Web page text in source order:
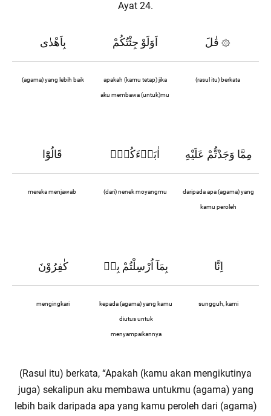
Ayat 24.
بِاَهْدٰى اَوَلَوْ جِئْتُكُمْ ۞
(agama) yang lebih baik apakah (kamu tetap) jika
aku membawa (untuk)mu
(rasul itu) berkata
قَالُوْٓا اٰبَاۤءَكُمْۗ مِمَّا وَجَدْتُّمْ عَلَيْهِ
mereka menjawab (dari) nenek moyangmu daripada apa (agama) yang
kamu peroleh
كٰفِرُوْنَ بِمَآ اُرْسِلْتُمْ بِهٖ اِنَّا
mengingkari kepada (agama) yang kamu
diutus untuk
menyampaikannya
sungguh, kami
(Rasul itu) berkata, “Apakah (kamu akan mengikutinya
juga) sekalipun aku membawa untukmu (agama) yang
lebih baik daripada apa yang kamu peroleh dari (agama)